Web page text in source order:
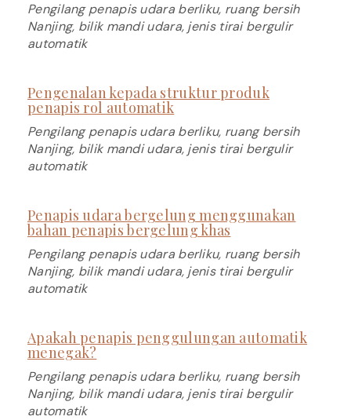
Pengilang penapis udara berliku, ruang bersih
Nanjing, bilik mandi udara, jenis tirai bergulir
automatik
Pengenalan kepada struktur produk
penapis rol automatik
Pengilang penapis udara berliku, ruang bersih
Nanjing, bilik mandi udara, jenis tirai bergulir
automatik
Penapis udara bergelung menggunakan
bahan penapis bergelung khas
Pengilang penapis udara berliku, ruang bersih
Nanjing, bilik mandi udara, jenis tirai bergulir
automatik
Apakah penapis penggulungan automatik
menegak?
Pengilang penapis udara berliku, ruang bersih
Nanjing, bilik mandi udara, jenis tirai bergulir
automatik